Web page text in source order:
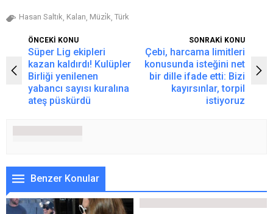
Hasan Saltık, Kalan, Müzi̇k, Türk
ÖNCEKİ KONU
Süper Lig ekipleri
kazan kaldırdı! Kulüpler
Birliği yenilenen
yabancı sayısı kuralına
ateş püskürdü
SONRAKİ KONU
Çebi, harcama limitleri
konusunda isteğini net
bir dille ifade etti: Bizi
kayırsınlar, torpil
istiyoruz
Benzer Konular